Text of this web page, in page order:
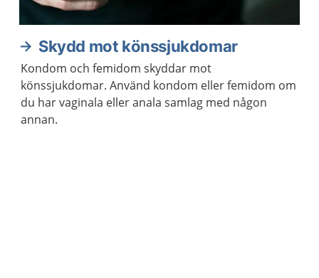
Skydd mot könssjukdomar
Kondom och femidom skyddar mot
könssjukdomar. Använd kondom eller femidom om
du har vaginala eller anala samlag med någon
annan.